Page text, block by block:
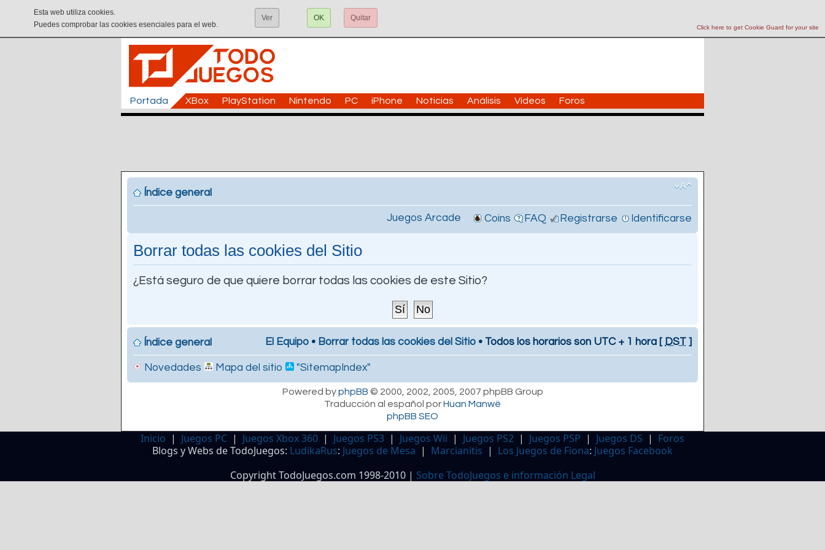
Click here to get Cookie Guard for your site
Esta web utiliza cookies.
Puedes comprobar las cookies esenciales para el web.
Ver OK Quitar
Portada XBox PlayStation Nintendo PC iPhone Noticias Análisis Vídeos Foros
Índice general
Juegos Arcade Coins FAQ Registrarse Identificarse
Borrar todas las cookies del Sitio
¿Está seguro de que quiere borrar todas las cookies de este Sitio?
Índice general El Equipo • Borrar todas las cookies del Sitio • Todos los horarios son UTC + 1 hora [ DST ]
Novedades Mapa del sitio "SitemapIndex"
Powered byphpBB © 2000, 2002, 2005, 2007 phpBB Group
Traducción al español porHuan Manwë
phpBB SEO
Inicio | Juegos PC | Juegos Xbox 360 | Juegos PS3 | Juegos Wii | Juegos PS2 | Juegos PSP | Juegos DS | Foros
Blogs y Webs de TodoJuegos: LudikaRus: Juegos de Mesa | Marcianitis | Los Juegos de Fiona: Juegos Facebook
Copyright TodoJuegos.com 1998-2010 | Sobre TodoJuegos e información Legal